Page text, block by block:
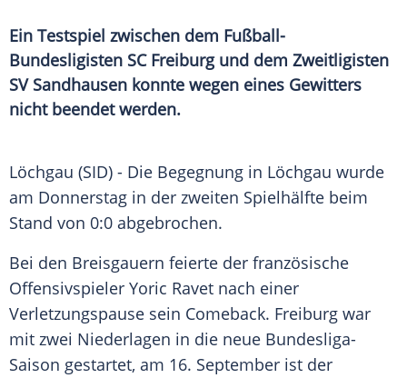
Ein Testspiel zwischen dem Fußball-
Bundesligisten SC Freiburg und dem Zweitligisten
SV Sandhausen konnte wegen eines Gewitters
nicht beendet werden.
Löchgau (SID) - Die Begegnung in Löchgau wurde
am Donnerstag in der zweiten Spielhälfte beim
Stand von 0:0 abgebrochen.
Bei den Breisgauern feierte der französische
Offensivspieler Yoric Ravet nach einer
Verletzungspause sein Comeback. Freiburg war
mit zwei Niederlagen in die neue Bundesliga-
Saison gestartet, am 16. September ist der